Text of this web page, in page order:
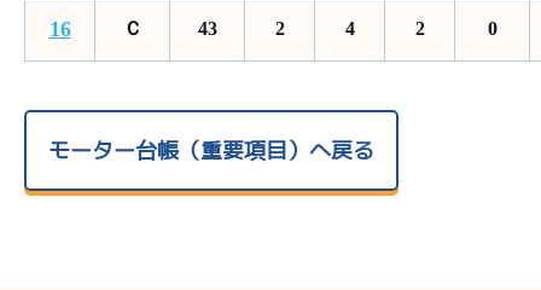
16 Ｃ 43 2 4 2 0
モーター台帳（重要項目）へ戻る